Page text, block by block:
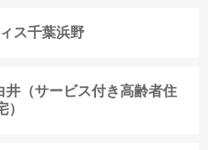
ス千葉浜野
井（サービス付き高齢者住
）